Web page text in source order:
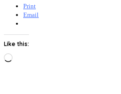
Print
Email
Like this:
Loading…